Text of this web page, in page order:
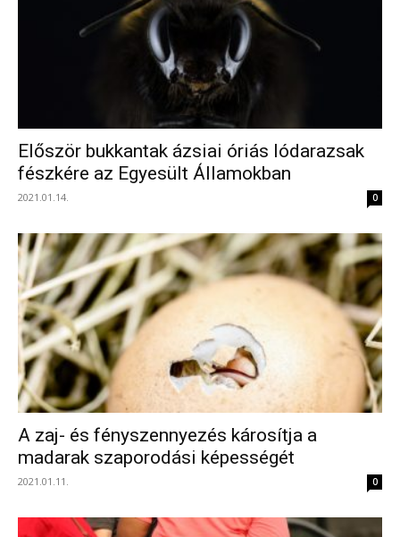
Először bukkantak ázsiai óriás lódarazsak
fészkére az Egyesült Államokban
2021.01.14. 0
A zaj- és fényszennyezés károsítja a
madarak szaporodási képességét
2021.01.11. 0